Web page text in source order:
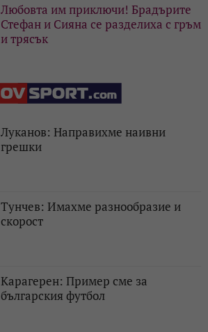
Любовта им приключи! Брадърите
Стефан и Сияна се разделиха с гръм
и трясък
Луканов: Направихме наивни
грешки
Тунчев: Имахме разнообразие и
скорост
Карагерен: Пример сме за
българския футбол